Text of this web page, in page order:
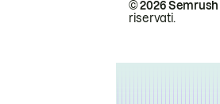
© 2026
riservati.